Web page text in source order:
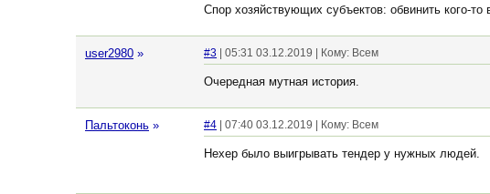
Спор хозяйствующих субъектов: обвинить кого-
user2980 » #3 | 05:31 03.12.2019 | Кому: Всем
Очередная мутная история.
Пальтоконь » #4 | 07:40 03.12.2019 | Кому: Всем
Нехер было выигрывать тендер у нужных людей.